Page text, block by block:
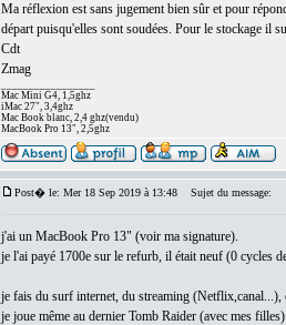
Ma réflexion est sans jugement bien sûr et pour
départ puisqu'elles sont soudées. Pour le stockage il
Cdt
Zmag
Mac Mini G4, 1,5ghz
iMac 27", 3,4ghz
Mac Book blanc, 2,4 ghz(vendu)
MacBook Pro 13", 2,5ghz
Post� le: Mer 18 Sep 2019 à 13:48 Sujet du message:
j'ai un MacBook Pro 13" (voir ma signature).
je l'ai payé 1700e sur le refurb, il était neuf (0 cycles
je fais du surf internet, du streaming
je joue même au dernier Tomb Raider (avec mes filles)